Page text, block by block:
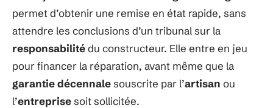
permet d’obtenir une remise en état rapide, sans
attendre les conclusions d’un tribunal sur la
responsabilitédu constructeur. Elle entre en jeu
pour financer la réparation, avant même que la
garantie décennalesouscrite par l’artisan ou
l’entreprisesoit sollicitée.